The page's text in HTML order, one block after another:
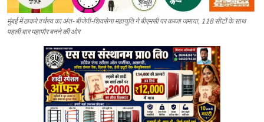
मुंबई में ठाकरे वर्चस्व का अंत- बीजेपी-शिवसेना महायुति ने बीएमसी पर कब्जा जमाया, 118 सीटों के साथ
पहली बार महापौर बनने की ओर